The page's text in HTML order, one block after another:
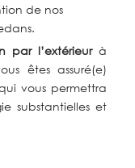
de nos
par l’extérieur à
êtes assuré(e)
vous permettra
substantielles et